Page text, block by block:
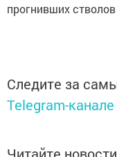
прогнивших
Следите за
Telegram-канале